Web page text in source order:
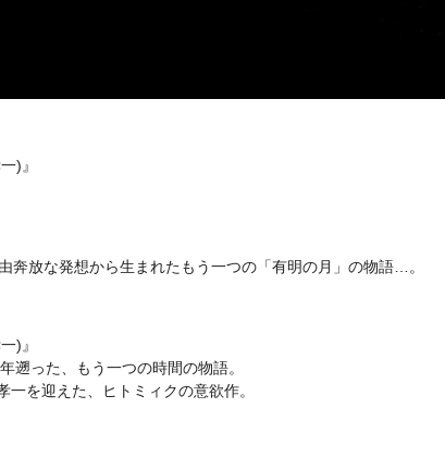
)』
奔放な発想から生まれたもう一つの「有明の月」の物語…。
)』
遡った、もう一つの時間の物語。
を迎えた、ヒトミィクの意欲作。